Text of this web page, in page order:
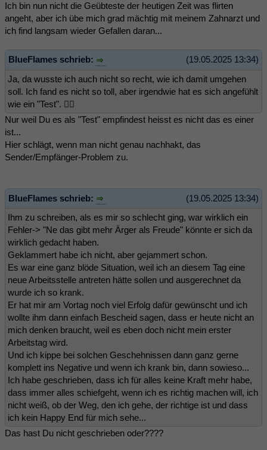
Ich bin nun nicht die Geübteste der heutigen Zeit was flirten
angeht, aber ich übe mich grad mächtig mit meinem Zahnarzt und
ich find langsam wieder Gefallen daran...
(19.05.2025 13:34)
BlueFlames schrieb:
Ja, da wusste ich auch nicht so recht, wie ich damit umgehen
soll. Ich fand es nicht so toll, aber irgendwie hat es sich angefühlt
wie ein "Test". 🤷‍♀️
Nur weil Du es als "Test" empfindest heisst es nicht das es einer
ist...
Hier schlägt, wenn man nicht genau nachhakt, das
Sender/Empfänger-Problem zu.
(19.05.2025 13:34)
BlueFlames schrieb:
Ihm zu schreiben, als es mir so schlecht ging, war wirklich ein
Fehler-> "Ne das gibt mehr Ärger als Freude" könnte er sich da
wirklich gedacht haben.
Geklammert habe ich nicht, aber gejammert schon.
Es war eine ganz blöde Situation, weil ich an diesem Tag eine
neue Arbeitsstelle antreten hätte sollen und ausgerechnet da
wurde ich so krank.
Er hat mir am Vortag noch viel Erfolg dafür gewünscht und ich
wollte ihm dann einfach Bescheid sagen, dass er heute nicht an
mich denken braucht, weil es eben doch nicht mein erster
Arbeitstag wird.
Und ich kippe bei solchen Geschehnissen dann ganz gerne
komplett ins Negative und wenn ich krank bin, dann sowieso...
Ich habe geschrieben, dass ich für alles keine Kraft mehr habe,
dass immer alles schiefgeht, wenn ich es richtig machen will, ich
nicht weiß, ob der Weg, den ich gehe, der richtige ist und dass
ich kein Happy End für mich sehe...
Das hast Du nicht geschrieben oder????